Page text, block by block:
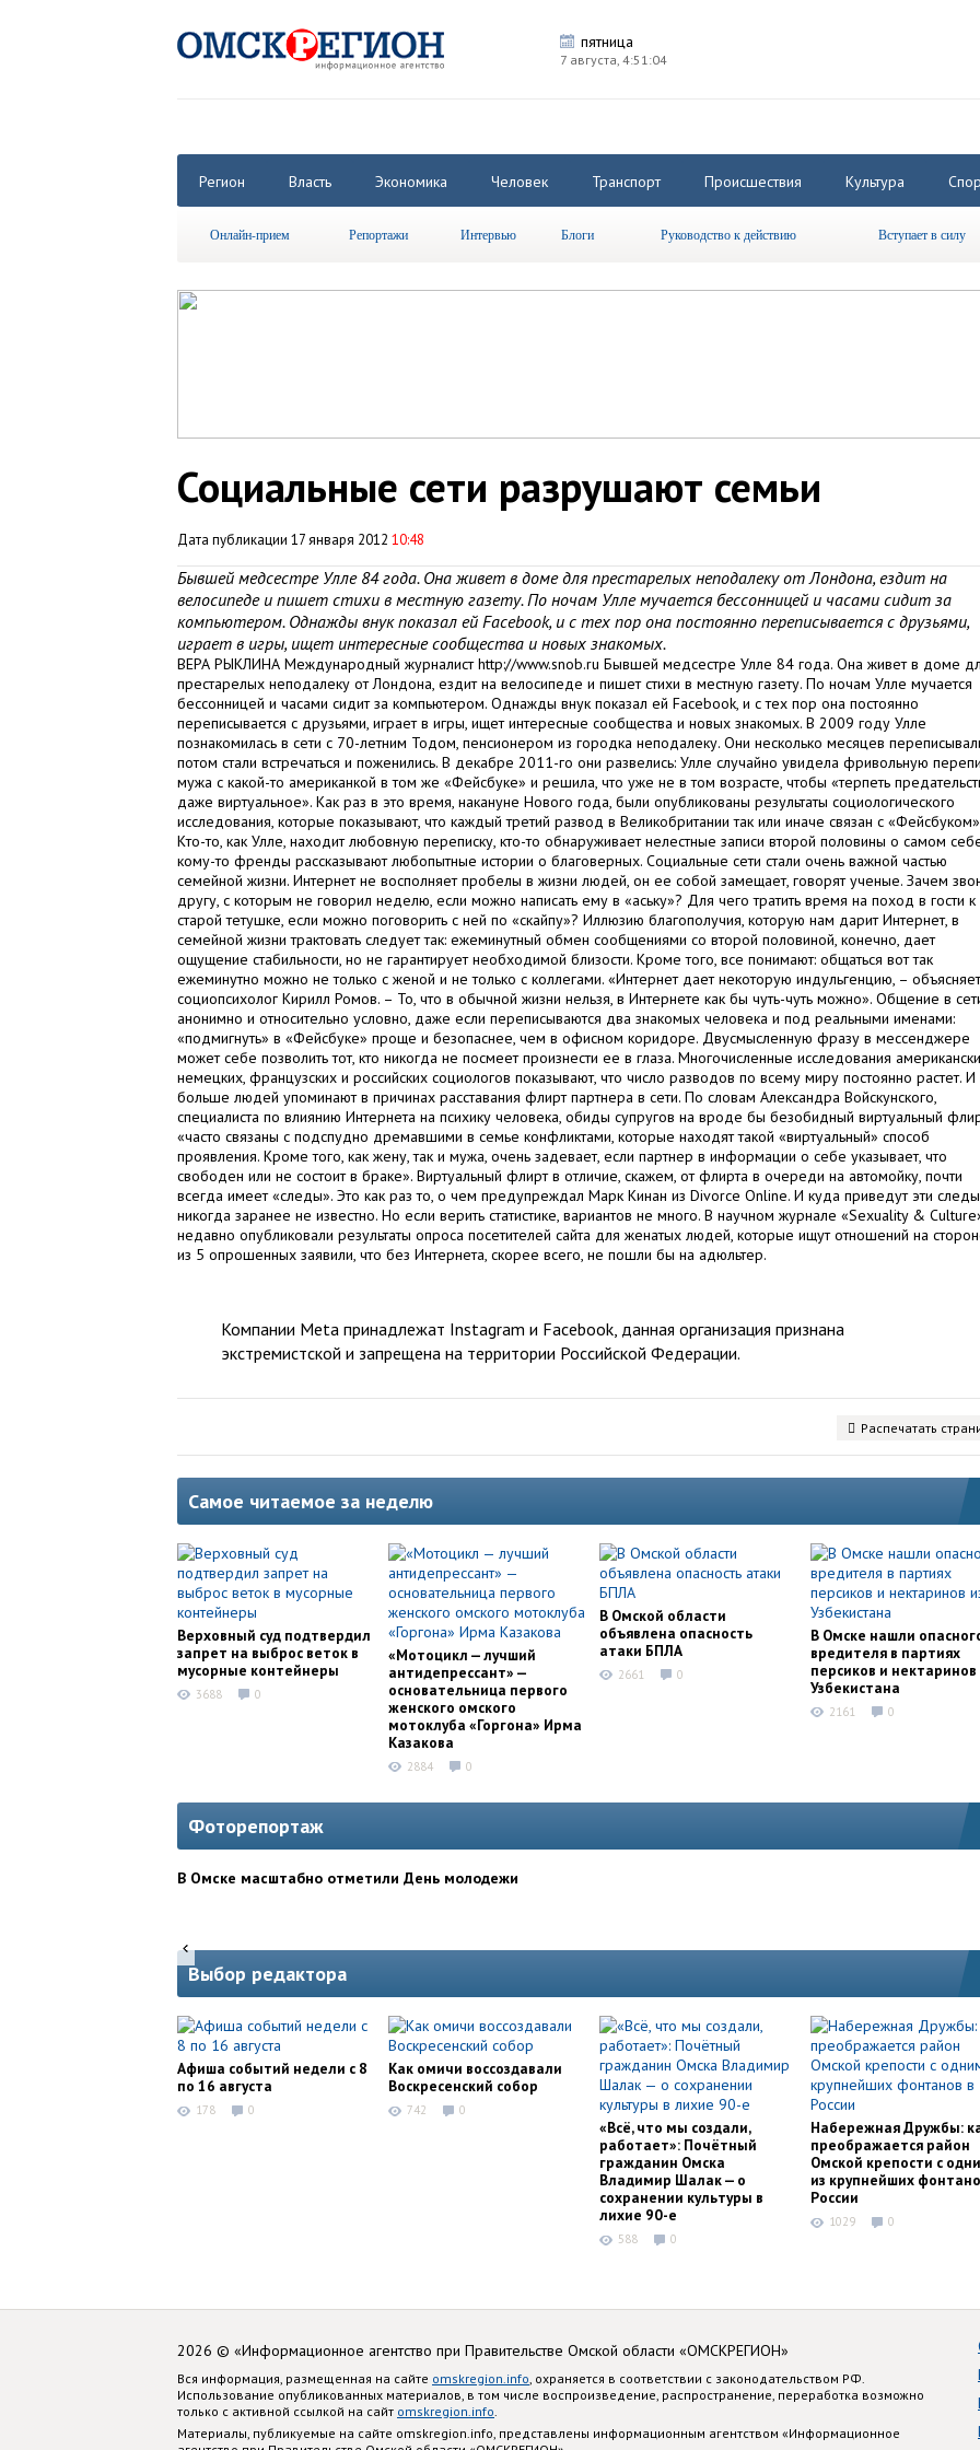
пятница
7 августа, 4:51:05
Регион Власть Экономика Человек Транспорт Происшествия Культура
Онлайн-прием Репортажи Интервью Блоги Руководство к действию Вступает в силу
Социальные сети разрушают семьи
Дата публикации 17 января 2012 10:48
Бывшей медсестре Улле 84 года. Она живет в доме для престарелых неподалеку от Лондона, ездит на
велосипеде и пишет стихи в местную газету. По ночам Улле мучается бессонницей и часами сидит за
компьютером. Однажды внук показал ей Facebook, и с тех пор она постоянно переписывается с друзьями,
играет в игры, ищет интересные сообщества и новых знакомых.
ВЕРА РЫКЛИНА Международный журналист http://www.snob.ru Бывшей медсестре Улле 84 года. Она живет в доме
престарелых неподалеку от Лондона, ездит на велосипеде и пишет стихи в местную газету. По ночам Улле мучается
бессонницей и часами сидит за компьютером. Однажды внук показал ей Facebook, и с тех пор она постоянно
переписывается с друзьями, играет в игры, ищет интересные сообщества и новых знакомых. В 2009 году Улле
познакомилась в сети с 70-летним Тодом, пенсионером из городка неподалеку. Они несколько месяцев
потом стали встречаться и поженились. В декабре 2011-го они развелись: Улле случайно увидела фривольную
мужа с какой-то американкой в том же «Фейсбуке» и решила, что уже не в том возрасте, чтобы «терпеть
даже виртуальное». Как раз в это время, накануне Нового года, были опубликованы результаты социологического
исследования, которые показывают, что каждый третий развод в Великобритании так или иначе связан с
Кто-то, как Улле, находит любовную переписку, кто-то обнаруживает нелестные записи второй половины о самом
кому-то френды рассказывают любопытные истории о благоверных. Социальные сети стали очень важной частью
семейной жизни. Интернет не восполняет пробелы в жизни людей, он ее собой замещает, говорят ученые. Зачем
другу, с которым не говорил неделю, если можно написать ему в «аську»? Для чего тратить время на поход в гости к
старой тетушке, если можно поговорить с ней по «скайпу»? Иллюзию благополучия, которую нам дарит Интернет, в
семейной жизни трактовать следует так: ежеминутный обмен сообщениями со второй половиной, конечно, дает
ощущение стабильности, но не гарантирует необходимой близости. Кроме того, все понимают: общаться вот так
ежеминутно можно не только с женой и не только с коллегами. «Интернет дает некоторую индульгенцию, – объясняет
социопсихолог Кирилл Ромов. – То, что в обычной жизни нельзя, в Интернете как бы чуть-чуть можно». Общение в
анонимно и относительно условно, даже если переписываются два знакомых человека и под реальными именами:
«подмигнуть» в «Фейсбуке» проще и безопаснее, чем в офисном коридоре. Двусмысленную фразу в мессенджере
может себе позволить тот, кто никогда не посмеет произнести ее в глаза. Многочисленные исследования
немецких, французских и российских социологов показывают, что число разводов по всему миру постоянно растет. И
больше людей упоминают в причинах расставания флирт партнера в сети. По словам Александра Войскунского,
специалиста по влиянию Интернета на психику человека, обиды супругов на вроде бы безобидный виртуальный
«часто связаны с подспудно дремавшими в семье конфликтами, которые находят такой «виртуальный» способ
проявления. Кроме того, как жену, так и мужа, очень задевает, если партнер в информации о себе указывает, что
свободен или не состоит в браке». Виртуальный флирт в отличие, скажем, от флирта в очереди на автомойку, почти
всегда имеет «следы». Это как раз то, о чем предупреждал Марк Кинан из Divorce Online. И куда приведут эти
никогда заранее не известно. Но если верить статистике, вариантов не много. В научном журнале «Sexuality &
недавно опубликовали результаты опроса посетителей сайта для женатых людей, которые ищут отношений на
из 5 опрошенных заявили, что без Интернета, скорее всего, не пошли бы на адюльтер.
Компании Meta принадлежат Instagram и Facebook, данная организация признана
экстремистской и запрещена на территории Российской Федерации.
Распечатать
Самое читаемое за неделю
Верховный суд подтвердил
запрет на выброс веток в
мусорные контейнеры
3688 0
«Мотоцикл — лучший
антидепрессант» —
основательница первого
женского омского
мотоклуба «Горгона» Ирма
Казакова
2884 0
В Омской области
объявлена опасность
атаки БПЛА
2661 0
В Омске нашли
вредителя в партиях
персиков и нектаринов
Узбекистана
2161 0
Фоторепортаж
В Омске масштабно отметили День молодежи
Выбор редактора
Афиша событий недели с 8
по 16 августа
178 0
Как омичи воссоздавали
Воскресенский собор
742 0
«Всё, что мы создали,
работает»: Почётный
гражданин Омска
Владимир Шалак — о
сохранении культуры в
лихие 90-е
588 0
Набережная Дружбы:
преображается район
Омской крепости с
из крупнейших
России
1029 0
2026 © «Информационное агентство при Правительстве Омской области «ОМСКРЕГИОН»
Вся информация, размещенная на сайте omskregion.info , охраняется в соответствии с законодательством РФ.
Использование опубликованных материалов, в том числе воспроизведение, распространение, переработка возможно
только с активной ссылкой на сайт omskregion.info
Материалы, публикуемые на сайте omskregion.info, представлены информационным агентством «Информационное